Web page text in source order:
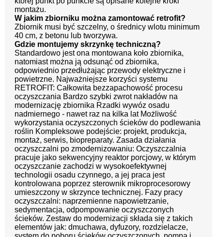
montażu.
W jakim zbiorniku można zamontować retrofit?
Zbiornik musi być szczelny, o średnicy wlotu minimum
40 cm, z betonu lub tworzywa.
Gdzie montujemy skrzynkę techniczną?
Standardowo jest ona montowana koło zbiornika,
natomiast można ją odsunąć od zbiornika,
odpowiednio przedłużając przewody elektryczne i
powietrzne. Najważniejsze korzyści systemu
RETROFIT: Całkowita bezzapachowość procesu
oczyszczania Bardzo szybki zwrot nakładów na
modernizację zbiornika Rzadki wywóz osadu
nadmiernego - nawet raz na kilka lat Możliwość
wykorzystania oczyszczonych ścieków do podlewania
roślin Kompleksowe podejście: projekt, produkcja,
montaż, serwis, biopreparaty. Zasada działania
oczyszczalni po zmodernizowaniu: Oczyszczalnia
pracuje jako sekwencyjny reaktor porcjowy, w którym
oczyszczanie zachodzi w wysokoefektywnej
technologii osadu czynnego, a jej praca jest
kontrolowana poprzez sterownik mikroprocesorowy
umieszczony w skrzynce technicznej. Fazy pracy
oczyszczalni: naprzemienne napowietrzanie,
sedymentacja, odpompowanie oczyszczonych
ścieków. Zestaw do modernizacji składa się z takich
elementów jak: dmuchawa, dyfuzory, rozdzielacze,